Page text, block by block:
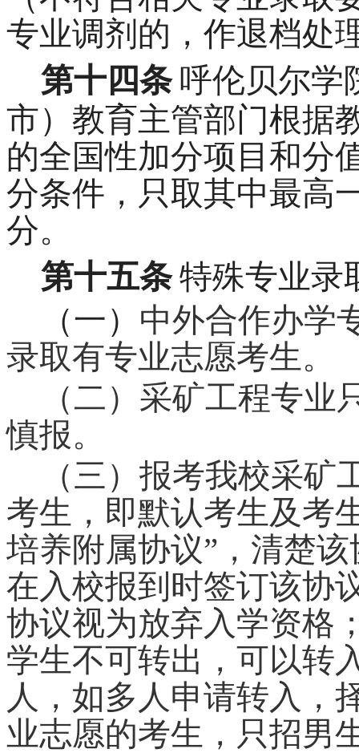
专业调剂的，作退档处
第十四条 呼伦贝尔学
市）教育主管部门根据
的全国性加分项目和分
分条件，只取其中最高
分。
第十五条 特殊专业录
（一） 中外合作办学
录取有专业志愿考生。
（二）采矿工程专业
慎报。
（三）报考我校采
考生，即默认考生及考
培养附属协议”，清楚
在入校报到时签订该协
协议视为放弃入学资格
学生不可转出，可以转
人，如多人申请转入，
业志愿的考生，只招男